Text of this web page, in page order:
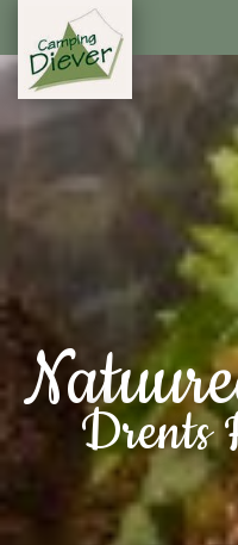
Drents